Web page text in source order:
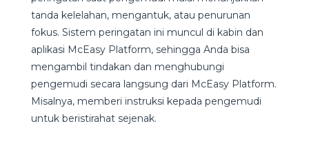
tanda kelelahan, mengantuk, atau penurunan
fokus. Sistem peringatan ini muncul di kabin dan
aplikasi McEasy Platform, sehingga Anda bisa
mengambil tindakan dan menghubungi
pengemudi secara langsung dari McEasy Platform.
Misalnya, memberi instruksi kepada pengemudi
untuk beristirahat sejenak.